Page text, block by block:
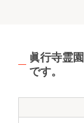
眞行寺霊
です。